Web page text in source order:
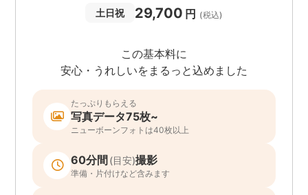
土日祝 29,700 円 (税込)
この基本料に
安心・うれしいをまるっと込めました
たっぷりもらえる
写真データ75枚~
ニューボーンフォトは40枚以上
60分間 (目安)撮影
準備・片付けなど含みます